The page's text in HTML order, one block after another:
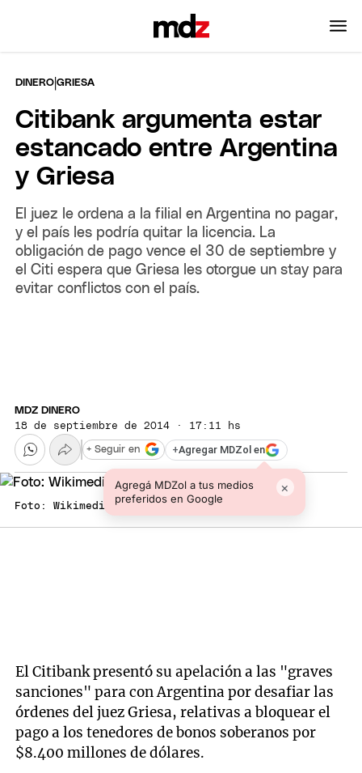
DINERO |GRIESA
Citibank argumenta estar
estancado entre Argentina
y Griesa
El juez le ordena a la filial en Argentina no pagar,
y el país les podría quitar la licencia. La
obligación de pago vence el 30 de septiembre y
el Citi espera que Griesa les otorgue un stay para
evitar conflictos con el país.
MDZ DINERO
18 de septiembre de 2014 · 17:11 hs
+Agregar MDZol en
Agregá MDZol a tus medios
preferidos en Google
×
+ Seguir en
Foto: Wikimedia
El Citibank presentó su apelación a las "graves
sanciones" para con Argentina por desafiar las
órdenes del juez Griesa, relativas a bloquear el
pago a los tenedores de bonos soberanos por
$8.400 millones de dólares.